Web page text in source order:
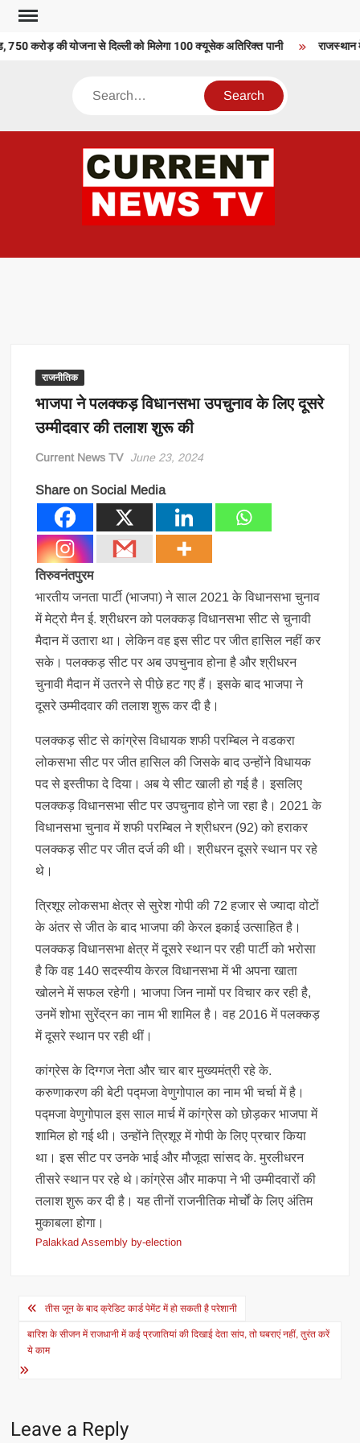
Skip
contentकरोड़ की योजना से दिल्ली को मिलेगा 100 क्यूसेक अतिरिक्त पानी राजस्थान
Search
राजनीतिक
भाजपा ने पलक्कड़ विधानसभा उपचुनाव के लिए दूसरे
उम्मीदवार की तलाश शुरू की
Current News TV June 23, 2024
Share on Social Media
तिरुवनंतपुरम
भारतीय जनता पार्टी (भाजपा) ने साल 2021 के विधानसभा चुनाव
में मेट्रो मैन ई. श्रीधरन को पलक्कड़ विधानसभा सीट से चुनावी
मैदान में उतारा था। लेकिन वह इस सीट पर जीत हासिल नहीं कर
सके। पलक्कड़ सीट पर अब उपचुनाव होना है और श्रीधरन
चुनावी मैदान में उतरने से पीछे हट गए हैं। इसके बाद भाजपा ने
दूसरे उम्मीदवार की तलाश शुरू कर दी है।
पलक्कड़ सीट से कांग्रेस विधायक शफी परम्बिल ने वडकरा
लोकसभा सीट पर जीत हासिल की जिसके बाद उन्होंने विधायक
पद से इस्तीफा दे दिया। अब ये सीट खाली हो गई है। इसलिए
पलक्कड़ विधानसभा सीट पर उपचुनाव होने जा रहा है। 2021 के
विधानसभा चुनाव में शफी परम्बिल ने श्रीधरन (92) को हराकर
पलक्कड़ सीट पर जीत दर्ज की थी। श्रीधरन दूसरे स्थान पर रहे
थे।
त्रिशूर लोकसभा क्षेत्र से सुरेश गोपी की 72 हजार से ज्यादा वोटों
के अंतर से जीत के बाद भाजपा की केरल इकाई उत्साहित है।
पलक्कड़ विधानसभा क्षेत्र में दूसरे स्थान पर रही पार्टी को भरोसा
है कि वह 140 सदस्यीय केरल विधानसभा में भी अपना खाता
खोलने में सफल रहेगी। भाजपा जिन नामों पर विचार कर रही है,
उनमें शोभा सुरेंद्रन का नाम भी शामिल है। वह 2016 में पलक्कड़
में दूसरे स्थान पर रही थीं।
कांग्रेस के दिग्गज नेता और चार बार मुख्यमंत्री रहे के.
करुणाकरण की बेटी पद्मजा वेणुगोपाल का नाम भी चर्चा में है।
पद्मजा वेणुगोपाल इस साल मार्च में कांग्रेस को छोड़कर भाजपा में
शामिल हो गई थी। उन्होंने त्रिशूर में गोपी के लिए प्रचार किया
था। इस सीट पर उनके भाई और मौजूदा सांसद के. मुरलीधरन
तीसरे स्थान पर रहे थे।कांग्रेस और माकपा ने भी उम्मीदवारों की
तलाश शुरू कर दी है। यह तीनों राजनीतिक मोर्चों के लिए अंतिम
मुकाबला होगा।
Palakkad Assembly by-election
Post
navigation
तीस जून के बाद क्रेडिट कार्ड पेमेंट में हो सकती है परेशानी
बारिश के सीजन में राजधानी में कई प्रजातियां की दिखाई देता सांप, तो घबराएं नहीं, तुरंत करें
ये काम
Leave a Reply